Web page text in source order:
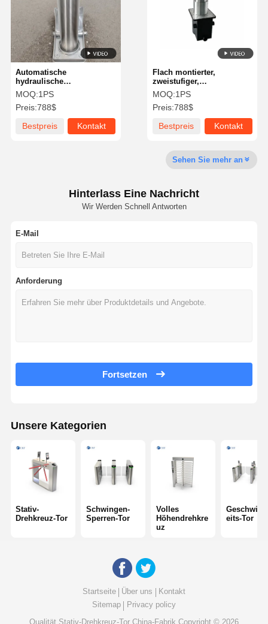
Zu Hause Produkte
Werksbesicht
Igung
Qualitätskont
Kontakt Mit
Neuigkeiten
Rechtssache
Stativ-Drehkreuz-Tor
Schwingen-Sperren-Tor
Volles Höhendrehkreuz
Glasschiebe-Schraubdrehscheibe
Teile für Türschrauben
Gesichtserkennungsmaschine
Zugriffskontrolle für Fußgängertor
QR-Code-Scanner
Komponenten für Drehscheiben
Flach montierter,
zweistufiger,
teleskopischer,
pneumatischer,
automatischer Poller mit
IP68-Wasserschutz
MOQ:1PS
Preis:788$
Bestpreis
Kontakt
Automatische
hydraulische
Straßensperre mit IP68
wasserdichtem
Edelstahlmaterial und
hydraulischem Hubkern
für die Sicherheit von
Wohngebieten
MOQ:1PS
Preis:788$
Bestpreis
Kontakt
Sehen Sie mehr an
Hinterlass Eine Nachricht
Wir Werden Schnell Antworten
E-Mail
Anforderung
Fortsetzen
Unsere Kategorien
Stativ-
Drehkreuz-Tor
Schwingen-
Sperren-Tor
Volles
Höhendrehkre
uz
eits-Tor
Startseite Über uns
Kontakt
Sitemap
Privacy policy
Qualität Stativ-Drehkreuz-Tor China-Fabrik.Copyright © 2026